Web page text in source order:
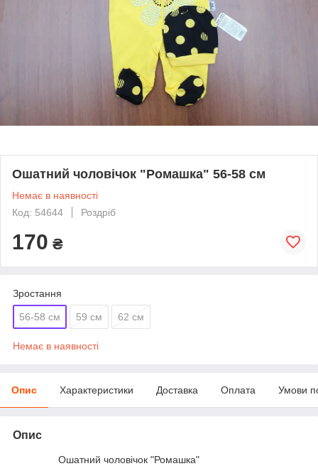
Ошатний чоловічок "Ромашка" 56-58 см
Немає в наявності
Код: 54644
Роздріб
170 ₴
Зростання
56-58 см 59 см 62 см
Немає в наявності
Опис Характеристики Доставка Оплата Умови
Опис
Ошатний чоловічок "Ромашка"